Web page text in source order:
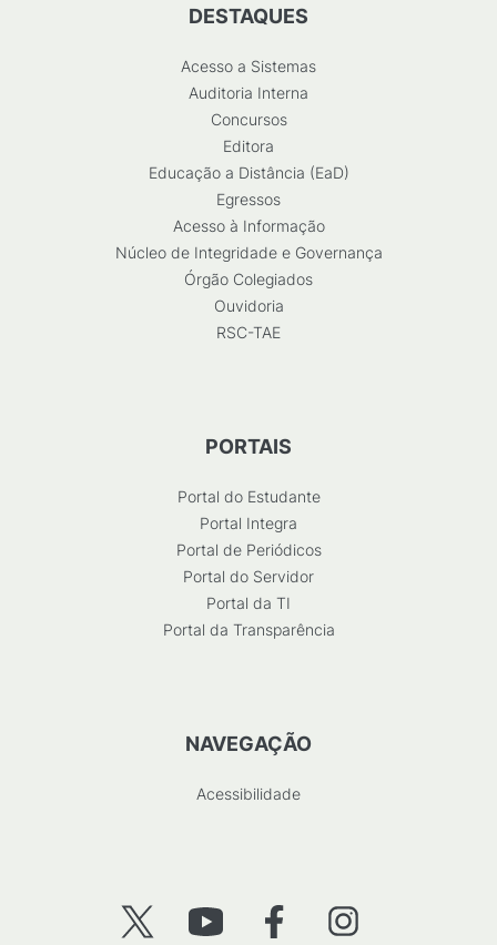
DESTAQUES
Acesso a Sistemas
Auditoria Interna
Concursos
Editora
Educação a Distância (EaD)
Egressos
Acesso à Informação
Núcleo de Integridade e Governança
Órgão Colegiados
Ouvidoria
RSC-TAE
PORTAIS
Portal do Estudante
Portal Integra
Portal de Periódicos
Portal do Servidor
Portal da TI
Portal da Transparência
NAVEGAÇÃO
Acessibilidade